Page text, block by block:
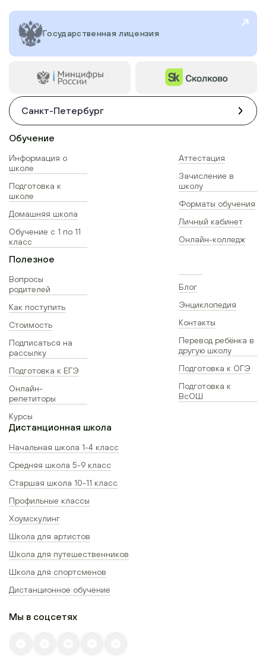
Государственная лицензия
Санкт-Петербург
Обучение
Информация о
школе
Подготовка к
школе
Домашняя школа
Обучение с 1 по 11
класс
Аттестация
Зачисление в
школу
Форматы обучения
Личный кабинет
Онлайн-колледж
Полезное
Вопросы
родителей
Как поступить
Стоимость
Подписаться на
рассылку
Подготовка к ЕГЭ
Онлайн-
репетиторы
Курсы
Блог
Энциклопедия
Контакты
Перевод ребёнка в
другую школу
Подготовка к ОГЭ
Подготовка к
ВсОШ
Дистанционная школа
Начальная школа 1-4 класс
Средняя школа 5-9 класс
Старшая школа 10-11 класс
Профильные классы
Хоумскулинг
Школа для артистов
Школа для путешественников
Школа для спортсменов
Дистанционное обучение
Мы в соцсетях